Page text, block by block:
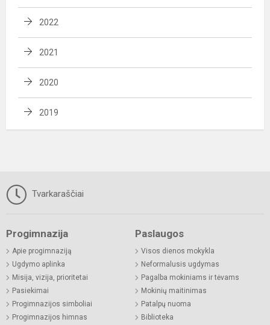
2022
2021
2020
2019
Tvarkaraščiai
Progimnazija
Apie progimnaziją
Ugdymo aplinka
Misija, vizija, prioritetai
Pasiekimai
Progimnazijos simboliai
Progimnazijos himnas
Paslaugos
Visos dienos mokykla
Neformalusis ugdymas
Pagalba mokiniams ir tėvams
Mokinių maitinimas
Patalpų nuoma
Biblioteka